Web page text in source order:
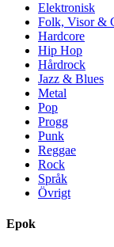
Elektronisk
Folk, Visor &
Hardcore
Hip Hop
Hårdrock
Jazz & Blues
Metal
Pop
Progg
Punk
Reggae
Rock
Språk
Övrigt
Epok